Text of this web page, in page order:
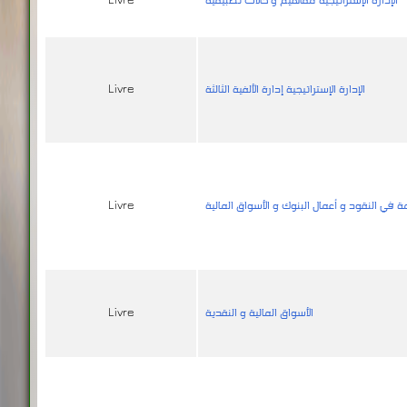
Livre الإدارة الإستراتيجية إدارة الألفية الثالثة
Livre في النقود و أعمال البنوك و الأسواق المالية
Livre الأسواق المالية و النقدية